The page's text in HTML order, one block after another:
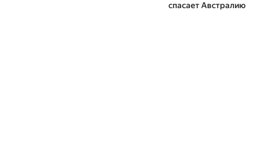
спасает Австралию